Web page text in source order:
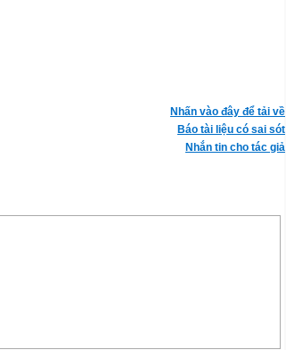
Nhấn vào đây để tải về
Báo tài liệu có sai sót
Nhắn tin cho tác giả